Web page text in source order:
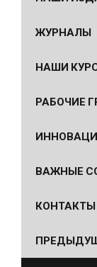
ЖУРНАЛЫ
НАШИ
РАБОЧИЕ
ВАЖНЫЕ
КОНТАКТЫ